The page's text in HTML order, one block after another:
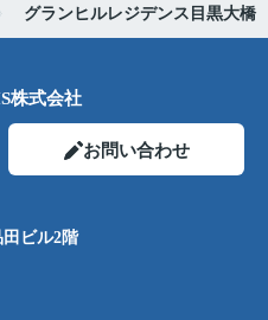
グランヒルレジデンス目黒大橋
株式会社
お問い合わせ
ビル2階